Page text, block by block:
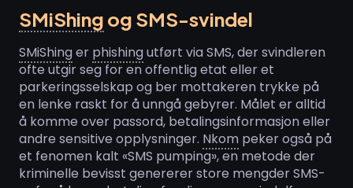
SMiShing og SMS-svindel
SMiShinger phishingutført via SMS, der svindleren
ofte utgir seg for en offentlig etat eller et
parkeringsselskap og ber mottakeren trykke på
en lenke raskt for å unngå gebyrer. Målet er alltid
å komme over passord, betalingsinformasjon eller
andre sensitive opplysninger. Nkom peker også på
et fenomen kalt «SMS pumping», en metode der
kriminelle bevisst genererer store mengder SMS-